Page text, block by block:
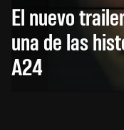
El nuevo
una de las
A24